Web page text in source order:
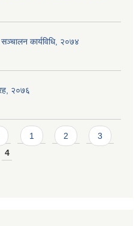
कार्यविधि, २०७४
२०७६
1 2
3
4